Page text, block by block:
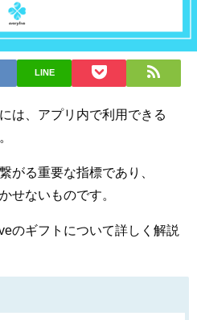
LINE
は、アプリ内で利用できる
がる重要な指標であり、
せないものです。
のギフトについて詳しく解説